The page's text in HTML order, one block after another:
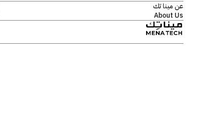
عن مينا تك
About Us